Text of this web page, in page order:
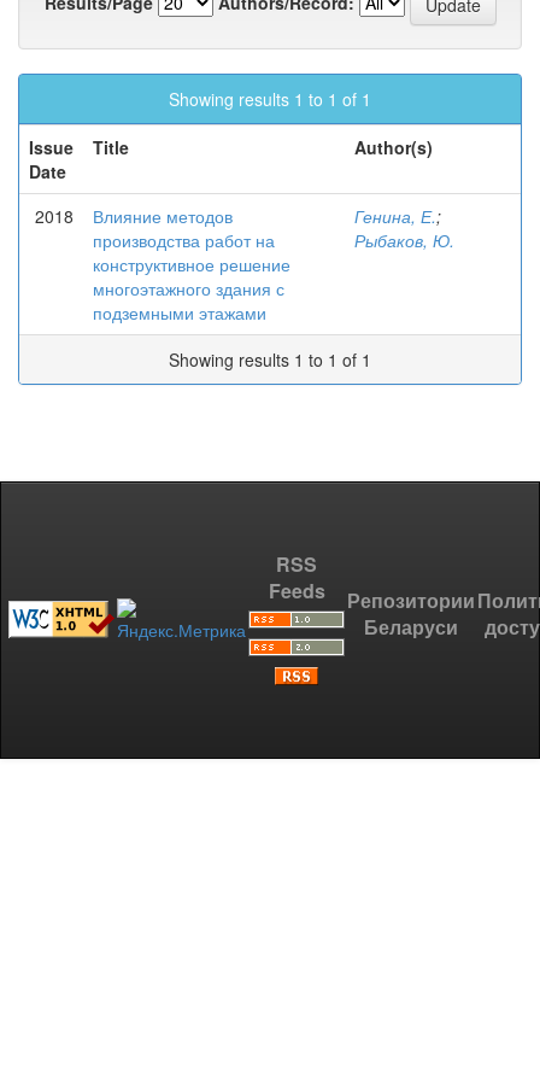
Showing results 1 to 1 of 1
Issue
Date
Title Author(s)
2018
Влияние методов
производства работ на
конструктивное решение
многоэтажного здания с
подземными этажами
Генина, Е.;
Рыбаков, Ю.
Showing results 1 to 1 of 1
RSS
Feeds
Репозитории
Беларуси